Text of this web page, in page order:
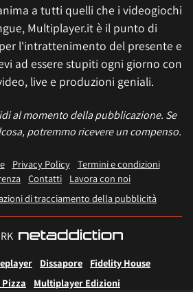
a tutti quelli che i videogiochi
Multiplayer.it è il punto di
l'intrattenimento del presente e
ad essere stupiti ogni giorno con
live e produzioni geniali.
al momento della pubblicazione. Se
potremmo ricevere un compenso.
Privacy Policy
Termini e condizioni
Contatti
Lavora con noi
di tracciamento della pubblicità
Dissapore
Fidelity House
Pizza
Multiplayer Edizioni